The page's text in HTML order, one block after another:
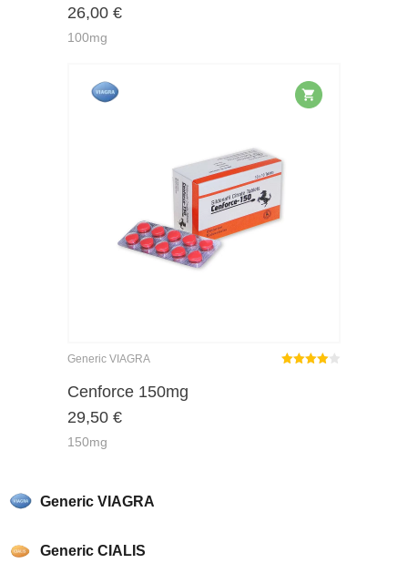
Generic VIAGRA
Generic CIALIS
26,00 €
100mg
Generic VIAGRA
Cenforce 150mg
29,50 €
150mg